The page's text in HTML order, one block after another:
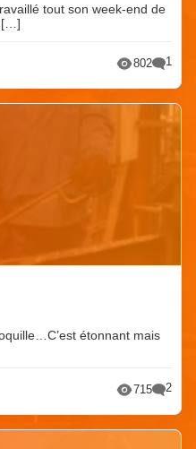
tout son week-end de
[…]
802 1
étonnant mais
715 2